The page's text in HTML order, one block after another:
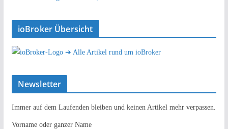
ioBroker Übersicht
➔ Alle Artikel rund um ioBroker
Newsletter
Immer auf dem Laufenden bleiben und keinen Artikel mehr verpassen.
Vorname oder ganzer Name